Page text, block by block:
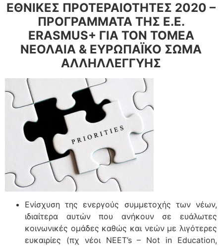
ΕΘΝΙΚΕΣ ΠΡΟΤΕΡΑΙΟΤΗΤΕΣ 2020 –
ΠΡΟΓΡΑΜΜΑΤΑ ΤΗΣ Ε.Ε.
ERASMUS+ ΓΙΑ ΤΟΝ ΤΟΜΕΑ
ΝΕΟΛΑΙΑ & ΕΥΡΩΠΑΪΚΟ ΣΩΜΑ
ΑΛΛΗΛΛΕΓΓΥΗΣ
Ενίσχυση της ενεργούς συμμετοχής των νέων,
ιδιαίτερα αυτών που ανήκουν σε ευάλωτες
κοινωνικές ομάδες καθώς και νεών με λιγότερες
ευκαιρίες (πχ νέοι NEET’s – Not in Education,